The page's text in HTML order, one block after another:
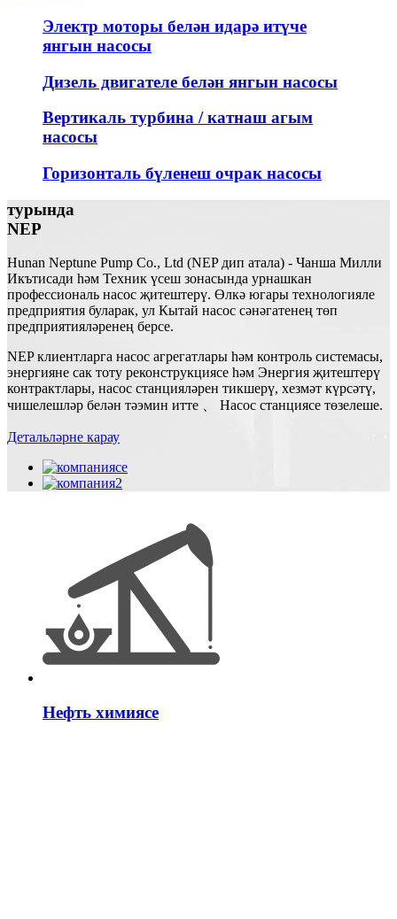
Электр моторы белән идарә итүче
янгын насосы
Дизель двигателе белән янгын насосы
Вертикаль турбина / катнаш агым
насосы
Горизонталь бүленеш очрак насосы
турында
NEP
Hunan Neptune Pump Co., Ltd (NEP дип атала) - Чанша Милли
Икътисади һәм Техник үсеш зонасында урнашкан
профессиональ насос җитештерү. Өлкә югары технологияле
предприятия буларак, ул Кытай насос сәнәгатенең төп
предприятияләренең берсе.
NEP клиентларга насос агрегатлары һәм контроль системасы,
энергияне сак тоту реконструкциясе һәм Энергия җитештерү
контрактлары, насос станцияләрен тикшерү, хезмәт күрсәтү,
чишелешләр белән тәэмин итте 、 Насос станциясе төзелеше.
Детальләрне карау
Нефть химиясе